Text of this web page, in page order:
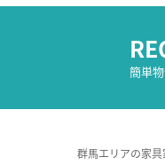
簡単
群馬エリアの家